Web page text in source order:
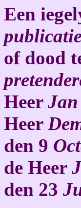
Een
of dood
Heer Jan
Heer
den 9
de Heer
den 23